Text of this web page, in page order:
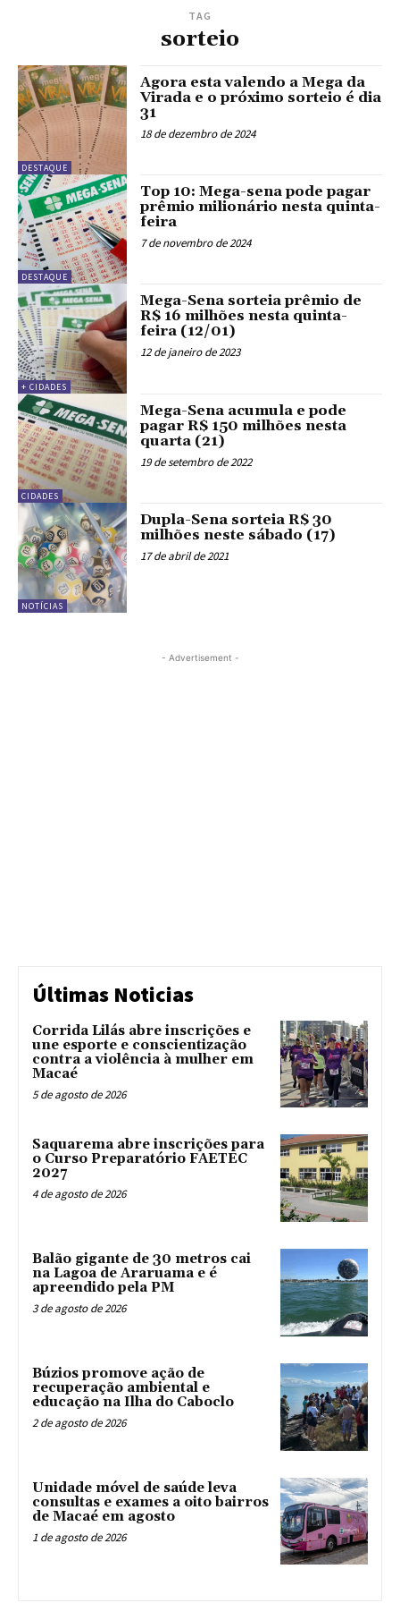
TAG
sorteio
DESTAQUE
Agora esta valendo a Mega da
Virada e o próximo sorteio é dia
31
18 de dezembro de 2024
DESTAQUE
Top 10: Mega-sena pode pagar
prêmio milionário nesta quinta-
feira
7 de novembro de 2024
+ CIDADES
Mega-Sena sorteia prêmio de
R$ 16 milhões nesta quinta-
feira (12/01)
12 de janeiro de 2023
CIDADES
Mega-Sena acumula e pode
pagar R$ 150 milhões nesta
quarta (21)
19 de setembro de 2022
NOTÍCIAS
Dupla-Sena sorteia R$ 30
milhões neste sábado (17)
17 de abril de 2021
- Advertisement -
Últimas Noticias
Corrida Lilás abre inscrições e
une esporte e conscientização
contra a violência à mulher em
Macaé
5 de agosto de 2026
Saquarema abre inscrições para
o Curso Preparatório FAETEC
2027
4 de agosto de 2026
Balão gigante de 30 metros cai
na Lagoa de Araruama e é
apreendido pela PM
3 de agosto de 2026
Búzios promove ação de
recuperação ambiental e
educação na Ilha do Caboclo
2 de agosto de 2026
Unidade móvel de saúde leva
consultas e exames a oito bairros
de Macaé em agosto
1 de agosto de 2026